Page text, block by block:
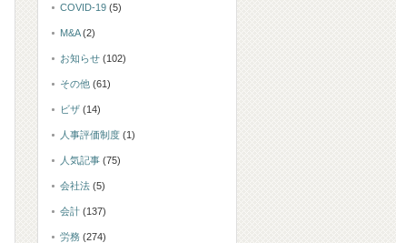
COVID-19 (5)
M&A(2)
お知らせ (102)
その他 (61)
ビザ (14)
人事評価制度 (1)
人気記事 (75)
会社法 (5)
会計 (137)
労務 (274)